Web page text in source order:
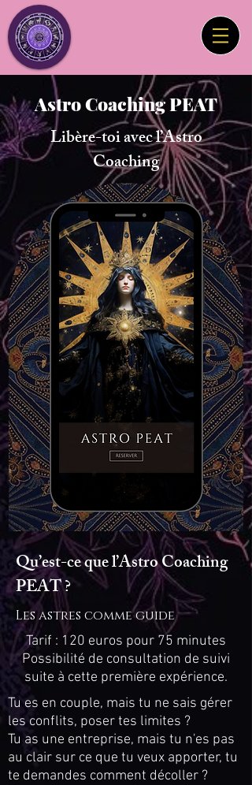
Astro Coaching PEAT
Libère-toi avec l’Astro
Coaching
Qu’est-ce que l’Astro Coaching
PEAT ?
Les astres comme guide
Tarif : 120 euros pour 75 minutes
Possibilité de consultation de suivi
suite à cette première expérience.
Tu es en couple, mais tu ne sais gérer
les conflits, poser tes limites ?
Tu as une entreprise, mais tu n'es pas
au clair sur ce que tu veux apporter, tu
te demandes comment décoller ?